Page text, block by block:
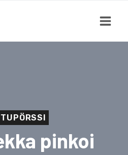
pinkoi